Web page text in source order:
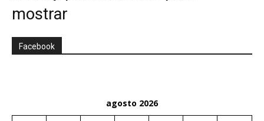
mostrar
Facebook
agosto 2026